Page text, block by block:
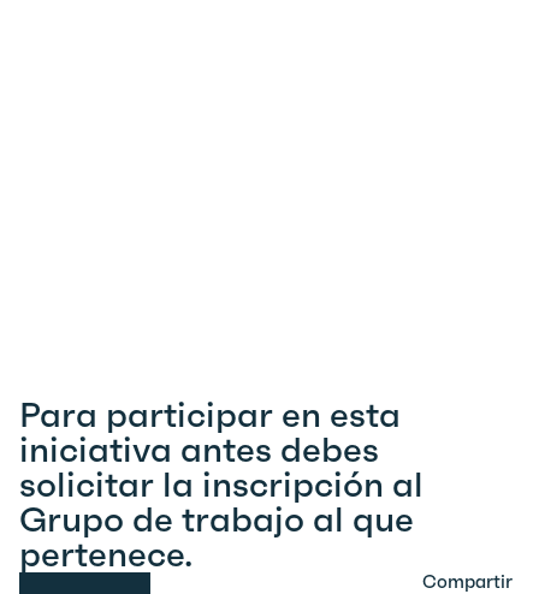
Para participar en esta
iniciativa antes debes
solicitar la inscripción al
Grupo de trabajo al que
pertenece.
Compartir